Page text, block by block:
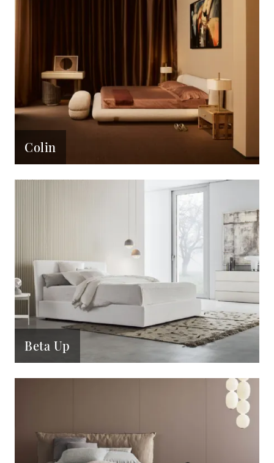
Colin
Beta Up